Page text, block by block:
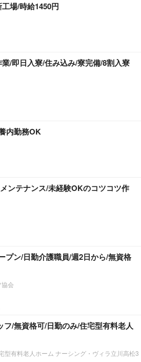
場/時給1450円
/即日入寮/住み込み/寮完備/8割入寮
内勤務OK
ンテナンス/未経験OKのコツコツ作
プン/日勤介護職員/週2日から/無資格
会
フ/無資格可/日勤のみ/住宅型有料老人
型有料老人ホーム ナーシング・ヴィラ立川高松3